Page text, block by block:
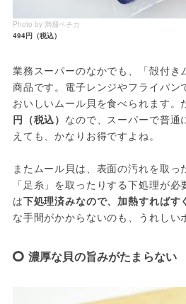
Photo by 満畑ペチカ
494円（税込）
業務スーパーのなかでも、「殻付き
商品です。電子レンジやフライパン
おいしいムール貝を食べられます。
円（税込） なので、スーパーで普通
えても、かなりお得ですよね。
またムール貝は、表面の汚れを取っ
「足糸」を取ったりする下処理が
は下処理済みなので、加熱すればす
な手間がかからないのも、うれしい
濃厚な貝の旨みがたまらない